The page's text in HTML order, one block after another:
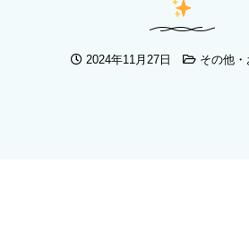
2024年11月27日 その他